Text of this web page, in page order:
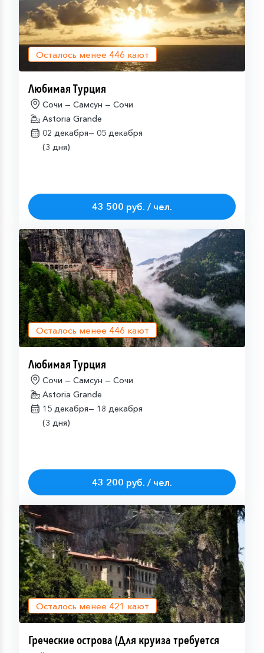
Осталось менее 446 кают
Любимая Турция
Сочи — Самсун — Сочи
Astoria Grande
02 декабря— 05 декабря
(3 дня)
43 500 руб. / чел.
Осталось менее 446 кают
Любимая Турция
Сочи — Самсун — Сочи
Astoria Grande
15 декабря— 18 декабря
(3 дня)
43 200 руб. / чел.
Осталось менее 421 кают
Греческие острова (Для круиза требуется